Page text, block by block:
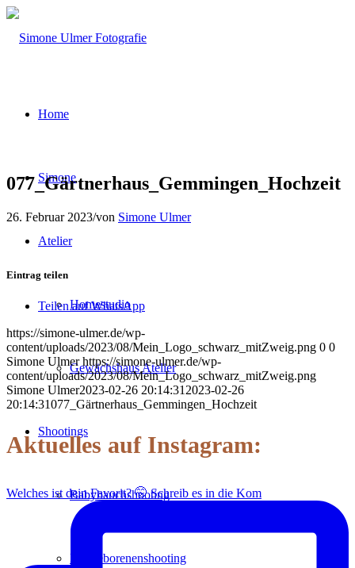
Home
Simone
Atelier
Homestudio
Gewächshaus Atelier
Shootings
Babybauchshooting
Neugeborenenshooting
077_Gärtnerhaus_Gemmingen_Hochzeit
26. Februar 2023/von Simone Ulmer
Eintrag teilen
Teilen auf WhatsApp
https://simone-ulmer.de/wp-
content/uploads/2023/08/Mein_Logo_schwarz_mitZweig.png 0 0
Simone Ulmer https://simone-ulmer.de/wp-
content/uploads/2023/08/Mein_Logo_schwarz_mitZweig.png
Simone Ulmer2023-02-26 20:14:31 2023-02-26
20:14:31077_Gärtnerhaus_Gemmingen_Hochzeit
Aktuelles auf Instagram:
Welches ist dein Favorit? 🤭 Schreib es in die Kom